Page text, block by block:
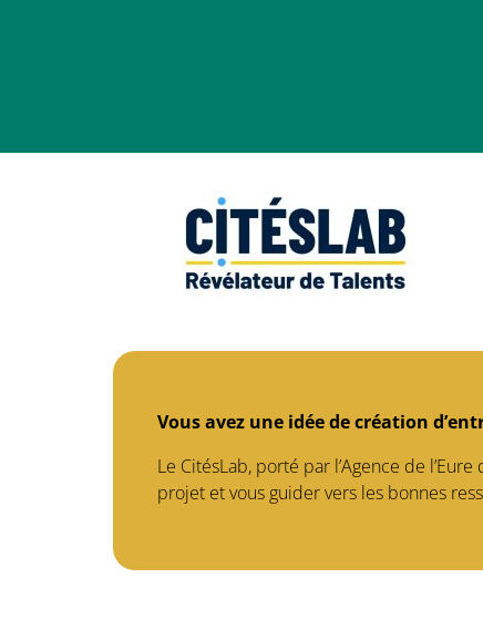
Vous avez une idée de création
Le CitésLab, porté par l’Agence de
projet et vous guider vers les bonnes